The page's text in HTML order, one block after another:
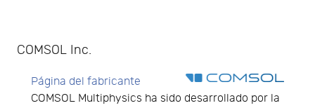
COMSOL Inc.
Página del fabricante
COMSOL Multiphysics ha sido desarrollado por la